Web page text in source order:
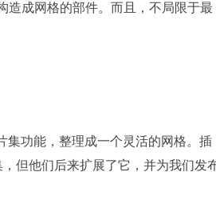
造成网格的部件。而且，不局限于最
功能，整理成一个灵活的网格。插
但他们后来扩展了它，并为我们发